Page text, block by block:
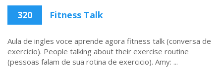
320 Fitness Talk
Aula de ingles voce aprende agora fitness talk (conversa de
exercicio). People talking about their exercise routine
(pessoas falam de sua rotina de exercicio). Amy: ...